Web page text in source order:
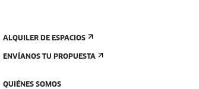
ALQUILER DE ESPACIOS
ENVÍANOS TU PROPUESTA
QUIÉNES SOMOS